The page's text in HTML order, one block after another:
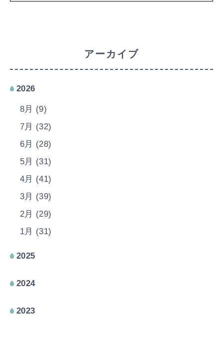
アーカイブ
2026
8月 (9)
7月 (32)
6月 (28)
5月 (31)
4月 (41)
3月 (39)
2月 (29)
1月 (31)
2025
2024
2023